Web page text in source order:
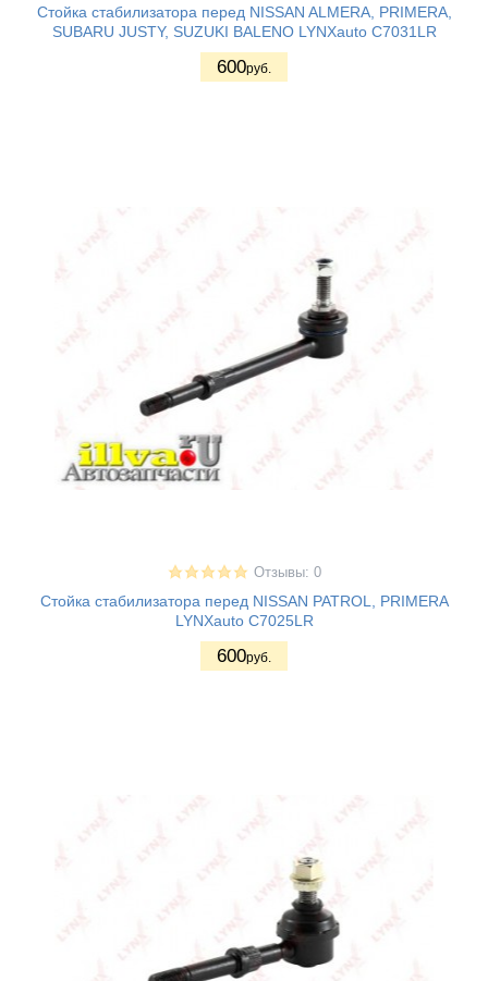
Стойка стабилизатора перед NISSAN ALMERA, PRIMERA,
SUBARU JUSTY, SUZUKI BALENO LYNXauto C7031LR
600руб.
Отзывы: 0
Стойка стабилизатора перед NISSAN PATROL, PRIMERA
LYNXauto C7025LR
600руб.